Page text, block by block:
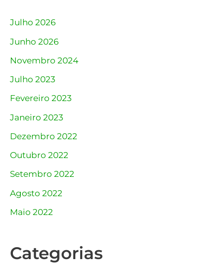
Julho 2026
Junho 2026
Novembro 2024
Julho 2023
Fevereiro 2023
Janeiro 2023
Dezembro 2022
Outubro 2022
Setembro 2022
Agosto 2022
Maio 2022
Categorias